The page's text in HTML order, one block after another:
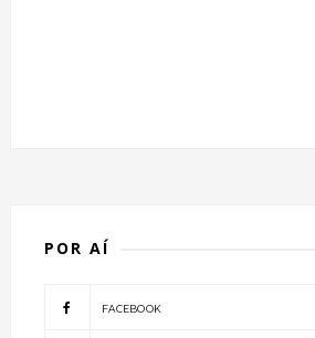
POR AÍ
FACEBOOK